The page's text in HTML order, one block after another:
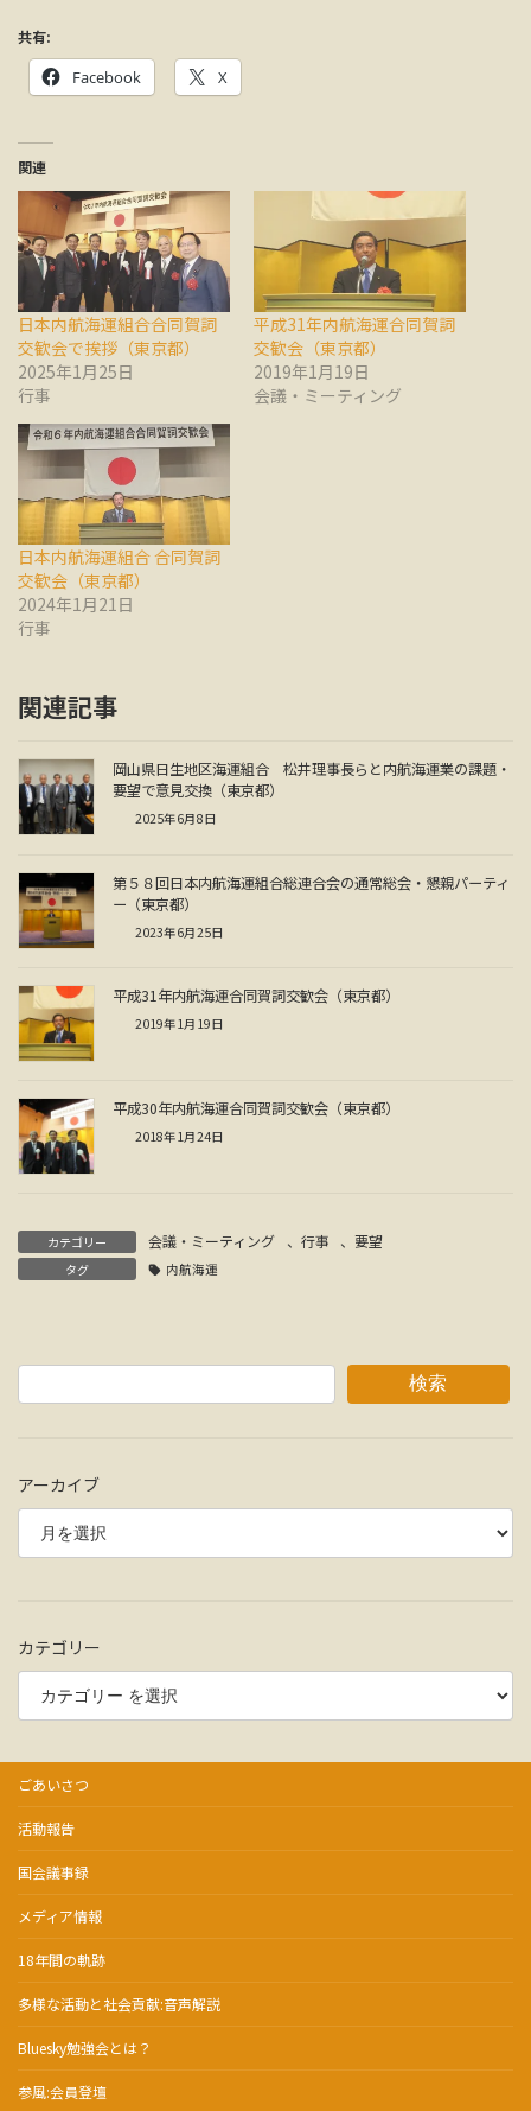
共有:
Facebook X
関連
日本内航海運組合合同賀詞
交歓会で挨拶（東京都）
2025年1月25日
行事
平成31年内航海運合同賀詞
交歓会（東京都）
2019年1月19日
会議・ミーティング
日本内航海運組合 合同賀詞
交歓会（東京都）
2024年1月21日
行事
関連記事
岡山県日生地区海運組合 松井理事長らと内航海運業の課題・
要望で意見交換（東京都）
2025年6月8日
第５８回日本内航海運組合総連合会の通常総会・懇親パーティ
ー（東京都）
2023年6月25日
平成31年内航海運合同賀詞交歓会（東京都）
2019年1月19日
平成30年内航海運合同賀詞交歓会（東京都）
2018年1月24日
カテゴリー 会議・ミーティング 、 行事 、要望
タグ 内航海運
検索
アーカイブ
カテゴリー
ごあいさつ
活動報告
国会議事録
メディア情報
18年間の軌跡
多様な活動と社会貢献:音声解説
Bluesky勉強会とは？
参風:会員登壇